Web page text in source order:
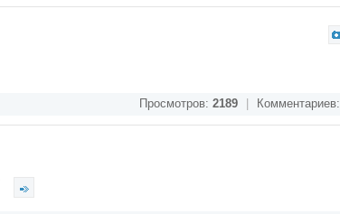
Просмотров: 2189 Комментариев: